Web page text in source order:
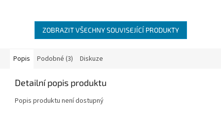
ZOBRAZIT VŠECHNY SOUVISEJÍCÍ PRODUKTY
Popis Podobné (3) Diskuze
Detailní popis produktu
Popis produktu není dostupný